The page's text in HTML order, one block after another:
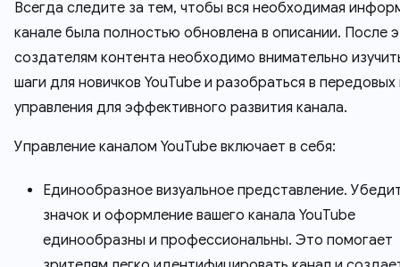
Всегда следите за тем, чтобы вся необходимая
канале была полностью обновлена ​​в описании. После
создателям контента необходимо внимательно
шаги для новичков YouTube и разобраться в
управления для эффективного развития канала.
Управление каналом YouTube включает в себя:
Единообразное визуальное представление.
значок и оформление вашего канала YouTube
единообразны и профессиональны. Это помогает